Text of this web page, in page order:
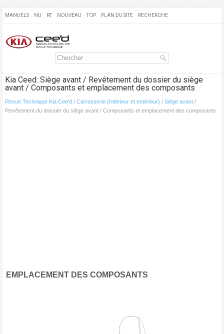
MANUELS NU RT NOUVEAU TOP PLAN DU SITE RECHERCHE
Kia Ceed: Siège avant / Revêtement du dossier du siège
avant / Composants et emplacement des composants
Revue Technique Kia Cee'd / Carrosserie (Intérieur et extérieur) / Siège avant /
Revêtement du dossier du siège avant / Composants et emplacement des composants
EMPLACEMENT DES COMPOSANTS